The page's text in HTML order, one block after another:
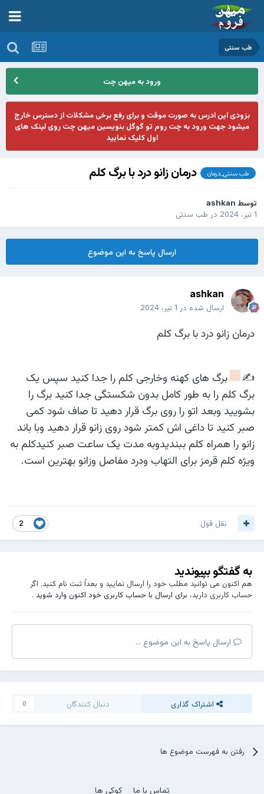
طب سنتی
ورود به میهن چت
بزودی این ادرس به صورت موقت و برای رفع برخی مشکلات از دسترس خارج
میشود جهت ورود به چت روم تو گوگل بنویسین میهن چت روی لینک های
اول کلیک نمایید
طب سنتی_درمان درمان زانو درد با برگ کلم
توسط ashkan
در طب سنتی
ارسال پاسخ به این موضوع
ashkan
ارسال شده در
درمان زانو درد با برگ کلم
✍
برگ های کهنه وخارجی کلم را جدا کنید سپس یک
برگ کلم را به طور کامل بدون شکستگی جدا کنید برگ را
بشویید وبعد اتو را روی برگ قرار دهید تا صاف شود کمی
صبر کنید تا داغی اش کمتر شود روی زانو قرار دهید وبا باند
زانو را همراه کلم ببندیدوبه مدت یک ساعت صبر کنیدکلم به
ویژه کلم قرمز برای التهاب ودرد مفاصل وزانو بهترین است.
2 نقل قول
به گفتگو بپیوندید
هم اکنون می توانید مطلب خود را ارسال نمایید و بعداً ثبت نام کنید. اگر
حساب کاربری دارید، برای ارسال با حساب کاربری خود اکنون وارد شوید.
ارسال پاسخ به این موضوع ...
اشتراک گذاری دنبال کنندگان 0
رفتن به فهرست موضوع ها
تماس با ما کوکی ها